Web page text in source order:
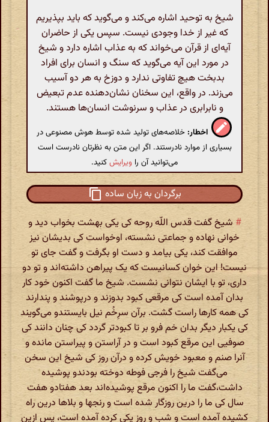
شیخ به توحید اشاره می‌کند و می‌گوید که باید بپذیریم
که غیر از خدا وجودی نیست. سپس یکی از حاضران
آیه‌ای از قرآن می‌خواند که به عذاب اشاره دارد و شیخ
در مورد این آیه می‌گوید که سنگ و انسان برای افراد
بدبخت هیچ تفاوتی ندارد و دوزخ به هر دو آسیب
می‌زند. در واقع، این سخنان نشان‌دهنده عدم تبعیض
و نابرابری در عذاب و سرنوشت انسان‌ها هستند.
اخطار: خلاصه‌های تولید شده توسط هوش مصنوعی در
بسیاری از موارد نادرستند. اگر این متن به نظرتان نادرست است
می‌توانید آن را ویرایشکنید.
برگردان به زبان ساده
# شیخ گفت قدس اللّه روحه کی یکی بهشت بخواب دید و
خوانی نهاده و جماعتی نشسته، اوخواست کی بدیشان نیز
موافقت کند، یکی بیامد و دست او بگرفت و گفت جای تو
نیست! این خوان کسانیست که یک پیراهن داشته‌اند و تو دو
داری، تو با ایشان نتوانی نشست. شیخ ما گفت اکنون خود کار
بدان آمده است کی مرقعی کبود بدوزند و درپوشند و پندارند
کی همه کارها راست گشت. برآن سرِخُم نیل بایستندو می‌گویند
کی یکبار دیگر بدان خم فرو بر تا کبودتر گردد کی چنان دانند کی
صوفیی این مرقع کبود است و در آراستن و پیراستن مانده و
آنرا صنم و معبود خویش کرده و درآن روز کی شیخ این سخن
می‌گفت شیخ را فرجی فوطه دوخته بودندو پوشیده
داشت،گفت ما را اکنون مرقع پوشیده‌اند بعد هفتادو هفت
سال کی ما را درین روزگار شده است و رنجها و بلاها درین راه
کشیده آمده است و شب و روز یکی کرده آمده است، پس ازین